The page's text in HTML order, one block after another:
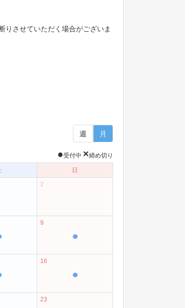
りさせていただく場合がございま
週 月
●受付中 ×締め切り
日
2
9
●
16
●
23